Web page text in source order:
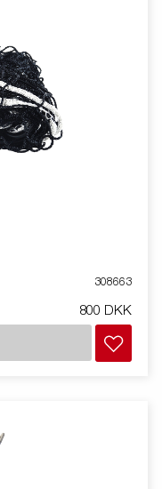
308663
800 DKK